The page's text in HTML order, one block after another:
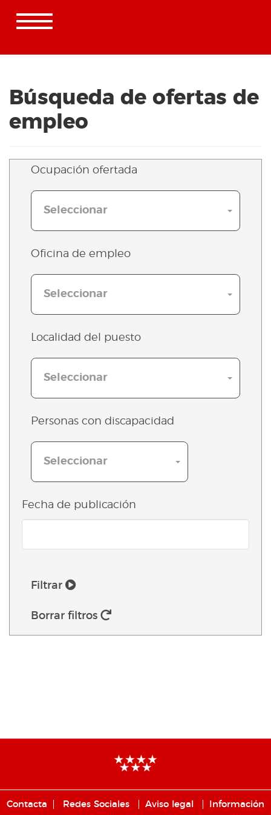
Toggle
navigation
Búsqueda de ofertas de
empleo
Ocupación ofertada
Seleccionar
Oficina de empleo
Seleccionar
Localidad del puesto
Seleccionar
Personas con discapacidad
Seleccionar
Fecha de publicación
Filtrar
Borrar filtros
Contacta Redes Sociales Aviso legal Información